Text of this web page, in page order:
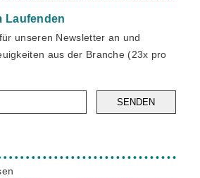
Laufenden
unseren Newsletter an und
aus der Branche (23x pro
SENDEN